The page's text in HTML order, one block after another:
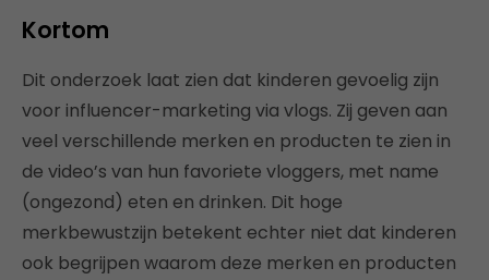
Kortom
Dit onderzoek laat zien dat kinderen gevoelig zijn
voor influencer-marketing via vlogs. Zij geven aan
veel verschillende merken en producten te zien in
de video’s van hun favoriete vloggers, met name
(ongezond) eten en drinken. Dit hoge
merkbewustzijn betekent echter niet dat kinderen
ook begrijpen waarom deze merken en producten